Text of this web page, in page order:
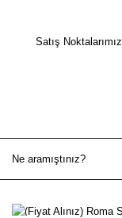
Satış Noktalarımız